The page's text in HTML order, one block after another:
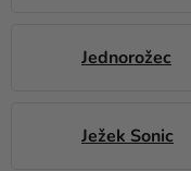
Jednorožec
Ježek Sonic